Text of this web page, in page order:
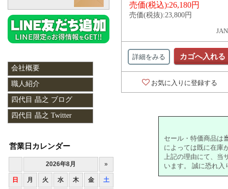
売価(税込):26,180円
売価(税抜):23,800円
詳細をみる カゴへ入れる
お気に入りに登録する
セール・特価商品は
によっては既に在庫
上記の理由にて、当
います。 誠に恐れ
会社概要
職人紹介
四代目 晶之 ブログ
四代目 晶之 Twitter
営業日カレンダー